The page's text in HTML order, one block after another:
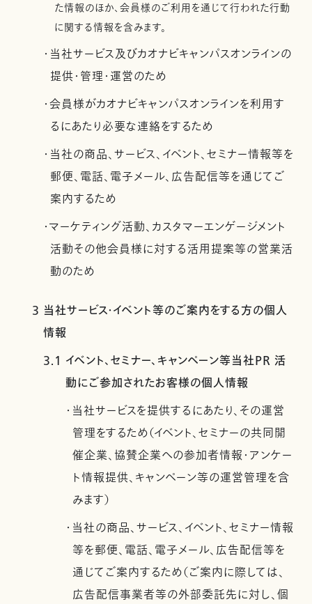
た情報のほか、会員様のご利用を通じて行われた行動
に関する情報を含みます。
・当社サービス及びカオナビキャンパスオンラインの
提供・管理・運営のため
・会員様がカオナビキャンパスオンラインを利用す
るにあたり必要な連絡をするため
・当社の商品、サービス、イベント、セミナー情報等を
郵便、電話、電子メール、広告配信等を通じてご
案内するため
・マーケティング活動、カスタマーエンゲージメント
活動その他会員様に対する活用提案等の営業活
動のため
3 当社サービス・イベント等のご案内をする方の個人
情報
3.1 イベント、セミナー、キャンペーン等当社PR 活
動にご参加されたお客様の個人情報
・当社サービスを提供するにあたり、その運営
管理をするため（イベント、セミナーの共同開
催企業、協賛企業への参加者情報・アンケー
ト情報提供、キャンペーン等の運営管理を含
みます）
・当社の商品、サービス、イベント、セミナー情報
等を郵便、電話、電子メール、広告配信等を
通じてご案内するため（ご案内に際しては、
広告配信事業者等の外部委託先に対し、個